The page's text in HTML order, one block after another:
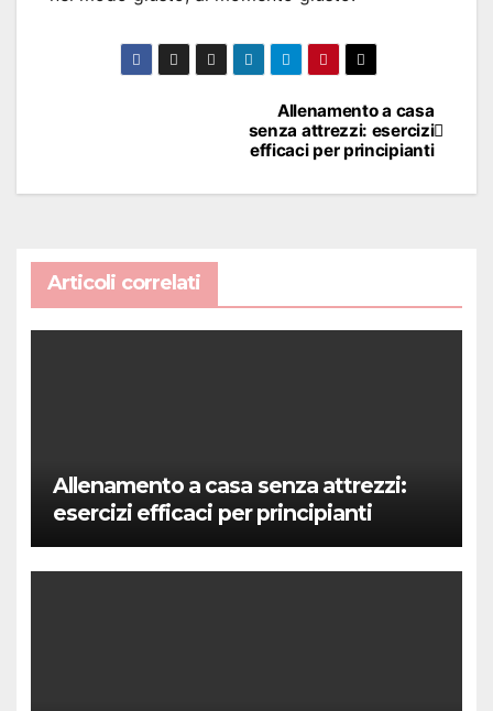
Allenamento a casa
senza attrezzi: esercizi
efficaci per principianti
Articoli correlati
Allenamento a casa senza attrezzi:
esercizi efficaci per principianti